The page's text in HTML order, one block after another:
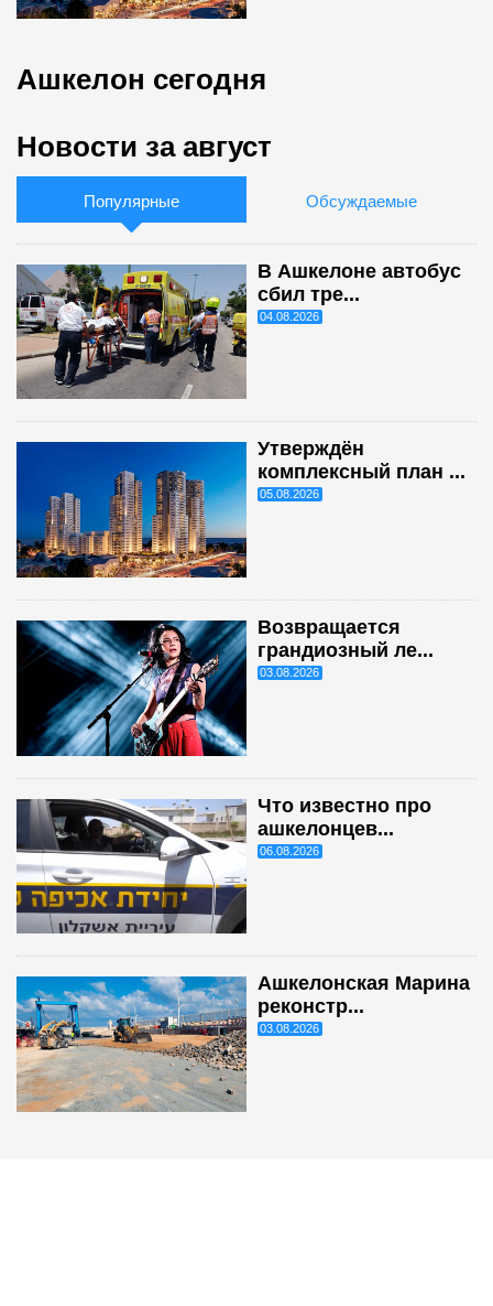
Ашкелон сегодня
Новости за август
Популярные Обсуждаемые
В Ашкелоне автобус
сбил тре...
04.08.2026
Утверждён
комплексный план ...
05.08.2026
Возвращается
грандиозный ле...
03.08.2026
Что известно про
ашкелонцев...
06.08.2026
Ашкелонская Марина
реконстр...
03.08.2026